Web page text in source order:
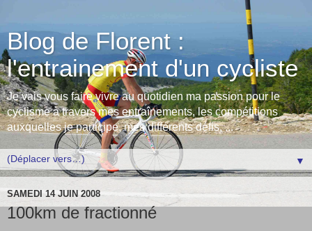
Blog de Florent :
l'entrainement d'un cycliste
Je vais vous faire vivre au quotidien ma passion pour le
cyclisme à travers mes entraînements, les compétitions
auxquelles je participe, mes différents défis, ...
▼
SAMEDI 14 JUIN 2008
100km de fractionné